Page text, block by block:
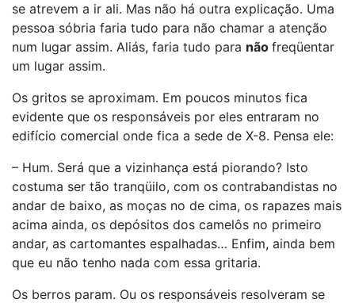
se atrevem a ir ali. Mas não há outra explicação. Uma
pessoa sóbria faria tudo para não chamar a atenção
num lugar assim. Aliás, faria tudo para não freqüentar
um lugar assim.
Os gritos se aproximam. Em poucos minutos fica
evidente que os responsáveis por eles entraram no
edifício comercial onde fica a sede de X-8. Pensa ele:
– Hum. Será que a vizinhança está piorando? Isto
costuma ser tão tranqüilo, com os contrabandistas no
andar de baixo, as moças no de cima, os rapazes mais
acima ainda, os depósitos dos camelôs no primeiro
andar, as cartomantes espalhadas… Enfim, ainda bem
que eu não tenho nada com essa gritaria.
Os berros param. Ou os responsáveis resolveram se